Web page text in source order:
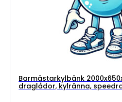
Barmästarkylbänk
draglådor, kylränna,